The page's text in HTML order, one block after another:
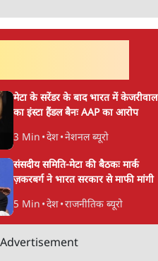
गयी खबरें
मेटा के सरेंडर के बाद भारत में केजरीवाल
का इंस्टा हैंडल बैनः AAP का आरोप
3 Min •देश•नेशनल ब्यूरो
संसदीय समिति-मेटा की बैठकः मार्क
ज़करबर्ग ने भारत सरकार से माफी मांगी
5 Min •देश•राजनीतिक ब्यूरो
Advertisement